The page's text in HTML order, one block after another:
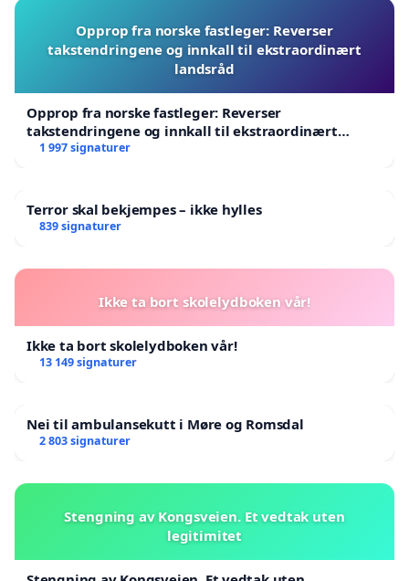
Opprop fra norske fastleger: Reverser
takstendringene og innkall til ekstraordinært
landsråd
Opprop fra norske fastleger: Reverser
takstendringene og innkall til ekstraordinært
landsråd
1 997 signaturer
Terror skal bekjempes – ikke hylles
839 signaturer
Ikke ta bort skolelydboken vår!
Ikke ta bort skolelydboken vår!
13 149 signaturer
Nei til ambulansekutt i Møre og Romsdal
2 803 signaturer
Stengning av Kongsveien. Et vedtak uten
legitimitet